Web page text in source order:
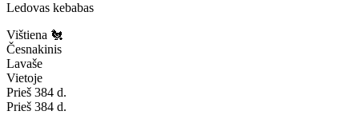
Ledovas kebabas
Vištiena 🐔
Česnakinis
Lavaše
Vietoje
Prieš 384 d.
Prieš 384 d.